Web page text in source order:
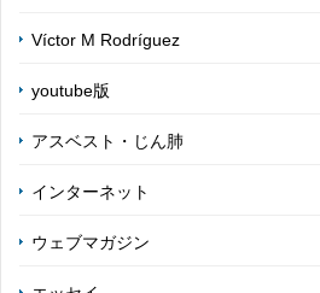
Víctor M Rodríguez
youtube版
アスベスト・じん肺
インターネット
ウェブマガジン